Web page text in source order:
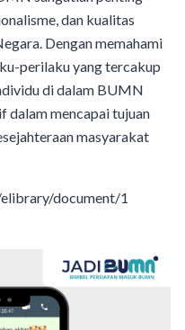
dan kualitas
Dengan memahami
perilaku yang tercakup
di dalam BUMN
mencapai tujuan
masyarakat
document/1